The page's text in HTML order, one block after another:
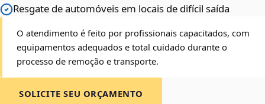
Resgate de automóveis em locais de difícil saída
O atendimento é feito por profissionais capacitados, com
equipamentos adequados e total cuidado durante o
processo de remoção e transporte.
SOLICITE SEU ORÇAMENTO